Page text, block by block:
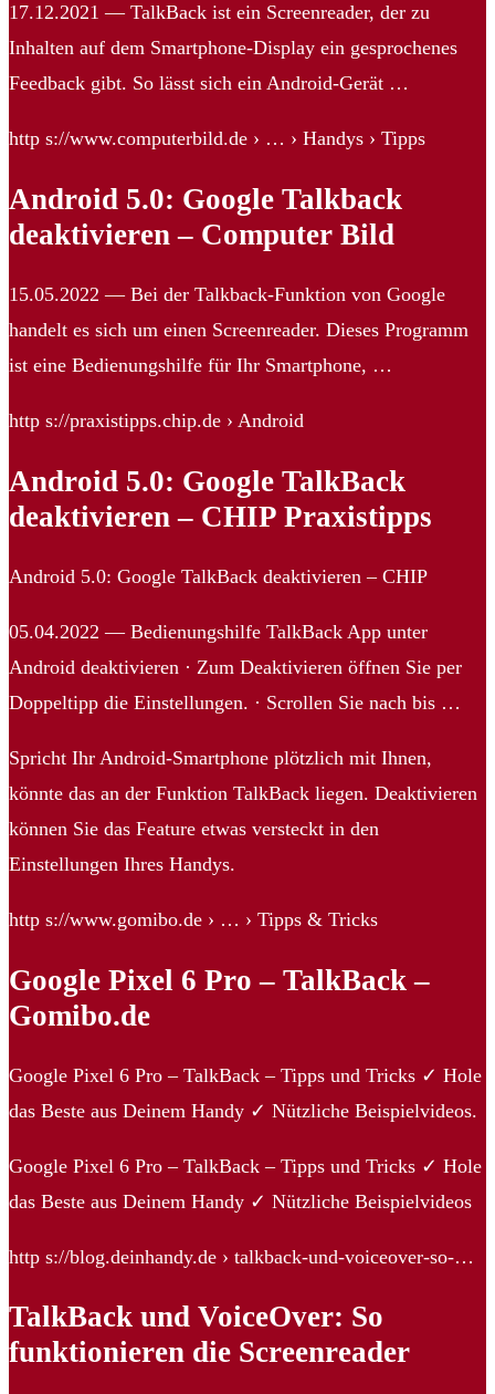
17.12.2021 — TalkBack ist ein Screenreader, der zu
Inhalten auf dem Smartphone-Display ein gesprochenes
Feedback gibt. So lässt sich ein Android-Gerät …
http s://www.computerbild.de › … › Handys › Tipps
Android 5.0: Google Talkback
deaktivieren – Computer Bild
15.05.2022 — Bei der Talkback-Funktion von Google
handelt es sich um einen Screenreader. Dieses Programm
ist eine Bedienungshilfe für Ihr Smartphone, …
http s://praxistipps.chip.de › Android
Android 5.0: Google TalkBack
deaktivieren – CHIP Praxistipps
Android 5.0: Google TalkBack deaktivieren – CHIP
05.04.2022 — Bedienungshilfe TalkBack App unter
Android deaktivieren · Zum Deaktivieren öffnen Sie per
Doppeltipp die Einstellungen. · Scrollen Sie nach bis …
Spricht Ihr Android-Smartphone plötzlich mit Ihnen,
könnte das an der Funktion TalkBack liegen. Deaktivieren
können Sie das Feature etwas versteckt in den
Einstellungen Ihres Handys.
http s://www.gomibo.de › … › Tipps & Tricks
Google Pixel 6 Pro – TalkBack –
Gomibo.de
Google Pixel 6 Pro – TalkBack – Tipps und Tricks ✓ Hole
das Beste aus Deinem Handy ✓ Nützliche Beispielvideos.
Google Pixel 6 Pro – TalkBack – Tipps und Tricks ✓ Hole
das Beste aus Deinem Handy ✓ Nützliche Beispielvideos
http s://blog.deinhandy.de › talkback-und-voiceover-so-…
TalkBack und VoiceOver: So
funktionieren die Screenreader